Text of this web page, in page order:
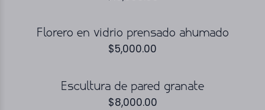
Florero en vidrio prensado ahumado
$5,000.00
Escultura de pared granate
$8,000.00